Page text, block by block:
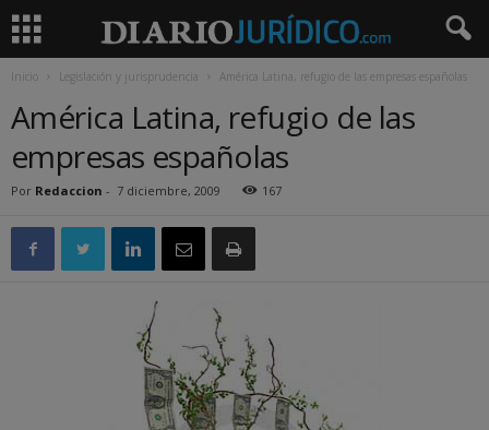
Inicio Legislación y jurisprudencia América Latina, refugio de las empresas españolas
América Latina, refugio de las
empresas españolas
Por Redaccion - 7 diciembre, 2009 167